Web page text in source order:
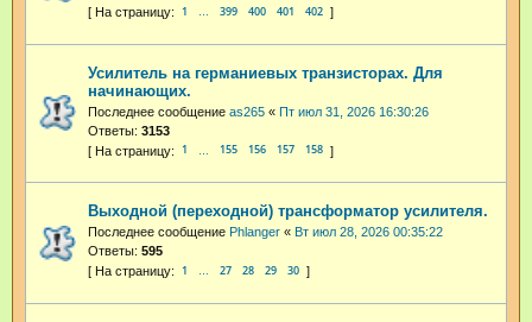
1 … 399 400 401 402
Усилитель на германиевых транзисторах. Для
начинающих.
Последнее сообщение as265 « Пт июл 31, 2026 16:30:26
Ответы: 3153
1 155 156 157 158
Выходной (переходной) трансформатор усилителя.
Последнее сообщение Phlanger « Вт июл 28, 2026 00:35:22
Ответы: 595
1 … 27 28 29 30